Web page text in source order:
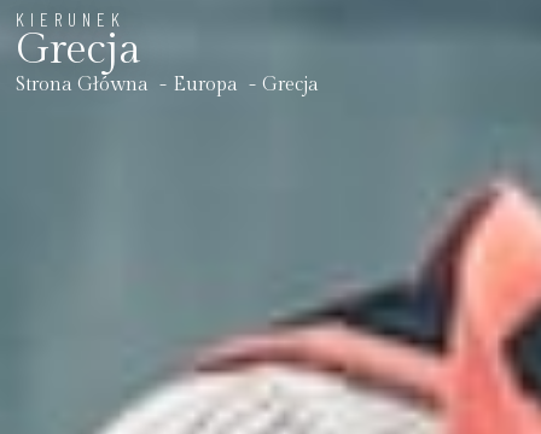
KIERUNEK
Grecja
Strona Główna Europa Grecja